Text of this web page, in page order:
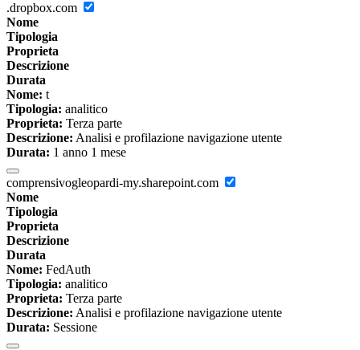
.dropbox.com
Nome
Tipologia
Proprieta
Descrizione
Durata
Nome: t
Tipologia: analitico
Proprieta: Terza parte
Descrizione: Analisi e profilazione navigazione utente
Durata: 1 anno 1 mese
comprensivogleopardi-my.sharepoint.com
Nome
Tipologia
Proprieta
Descrizione
Durata
Nome: FedAuth
Tipologia: analitico
Proprieta: Terza parte
Descrizione: Analisi e profilazione navigazione utente
Durata: Sessione